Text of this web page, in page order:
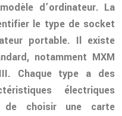
d’ordinateur. La
le type de socket
portable. Il existe
notamment MXM
Chaque type a des
électriques
choisir une carte